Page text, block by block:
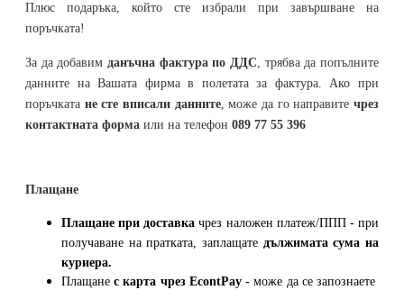
Плюс подаръка, който сте избрали при завършване на
поръчката!
За да добавим данъчна фактура по ДДС, трябва да попълните
данните на Вашата фирма в полетата за фактура. Ако при
поръчката не сте вписали данните, може да го направитечрез
контактната форма или на телефон 089 77 55 396
Плащане
Плащане при доставка чрез наложен платеж/ППП - при
получаване на пратката, заплащате дължимата сума на
куриера.
Плащанес карта чрез EcontPay- може да се запознаете